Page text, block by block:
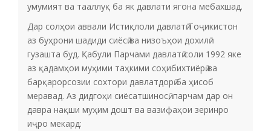
умумият ва тааллуқ ба як давлати ягона мебахшад.
Дар солҳои аввали Истиқлоли давлатӣ Тоҷикистон
аз буҳрони шадиди сиёсӣ ва низоъҳои дохилӣ
гузашта буд. Қабули Парчами давлатӣ соли 1992 яке
аз қадамҳои муҳими таҳкими соҳибихтиёрӣ ва
барқарорсозии сохтори давлатдорӣ ба ҳисоб
меравад. Аз дидгоҳи сиёсатшиносӣ, парчам дар он
давра нақши муҳим дошт ва вазифаҳои зеринро
иҷро мекард: